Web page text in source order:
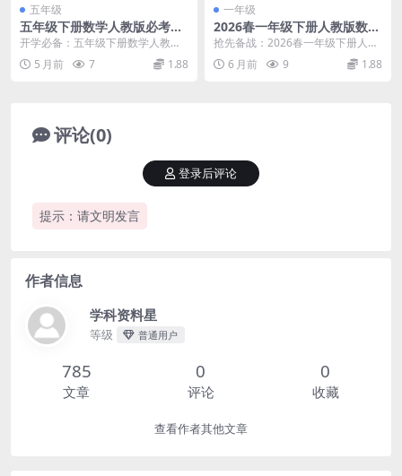
五年级
五年级下册数学人教版必考重
点公式汇总与每日默写小纸条
开学必备：五年级下册数学人教版
必考重点公式与默写小纸条详解 新
学期伊始，五年级下...
5 月前 7 1.88
一年级
2026春一年级下册人教版数学
寒假预习全册知识点汇总同步
抢先备战：2026春一年级下册人教
版数学寒假预习全册知识点汇总 大
家好，我是学科...
6 月前 9 1.88
评论(0)
提示：请文明发言
登录后评论
作者信息
学科资料星
等级 普通用户
785
文章
0
评论
0
收藏
查看作者其他文章